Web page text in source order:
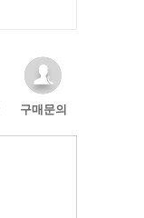
구매문의